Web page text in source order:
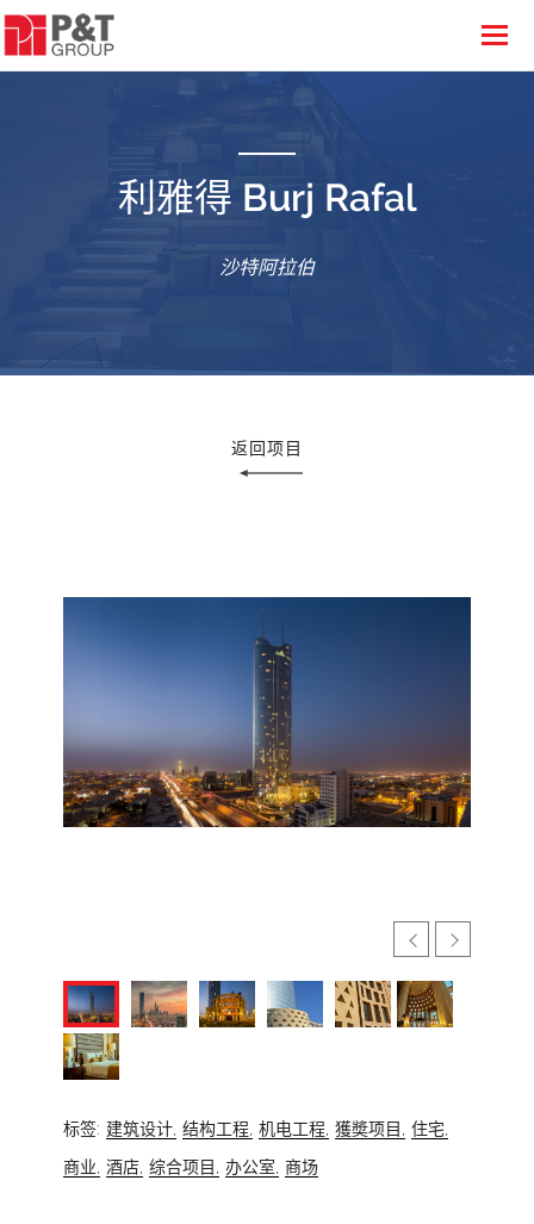
利雅得 Burj Rafal
沙特阿拉伯
返回项目
标签: 建筑设计, 结构工程, 机电工程, 獲奬项目, 住宅,
商业, 酒店, 综合项目, 办公室, 商场